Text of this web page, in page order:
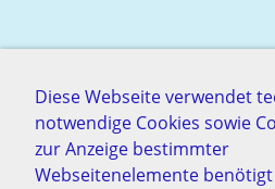
Diese Webseite verwendet
notwendige Cookies sowie
zur Anzeige bestimmter
Webseitenelemente